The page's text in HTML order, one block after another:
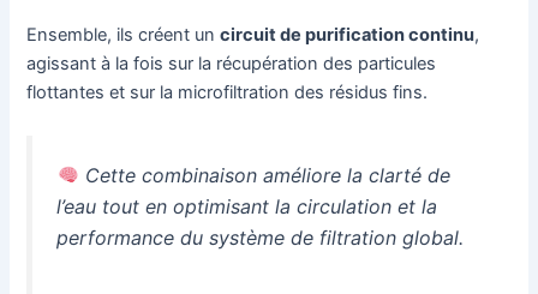
Ensemble, ils créent uncircuit de purification continu,
agissant à la fois sur la récupération des particules
flottantes et sur la microfiltration des résidus fins.
Cette combinaison améliore la clarté de
l’eau tout en optimisant la circulation et la
performance du système de filtration global.